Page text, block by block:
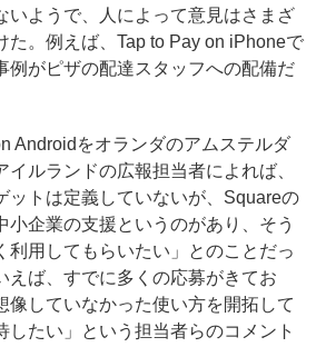
いようで、人によって意見はさまざ
た。例えば、Tap to Pay on iPhoneで
例がピザの配達スタッフへの配備だ
Androidをオランダのアムステルダ
イルランドの広報担当者によれば、
ットは定義していないが、Squareの
小企業の支援というのがあり、そう
利用してもらいたい」とのことだっ
えば、すでに多くの応募がきてお
像していなかった使い方を開拓して
したい」という担当者らのコメント